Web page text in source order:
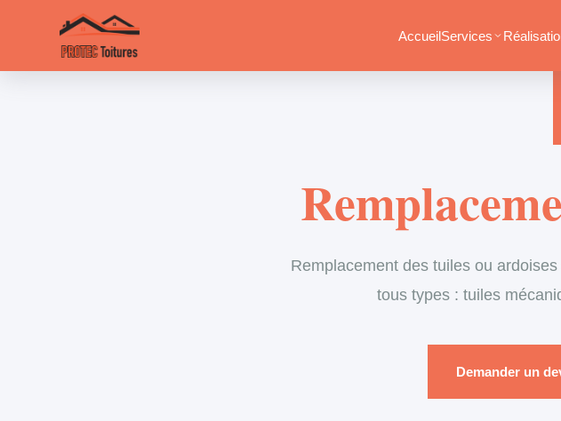
AccueilServices
Remplacement des tuiles ou
tous types : tuiles
Demander un